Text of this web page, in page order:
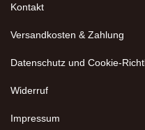
Kontakt
Versandkosten & Zahlung
Datenschutz und Cookie-
Widerruf
Impressum